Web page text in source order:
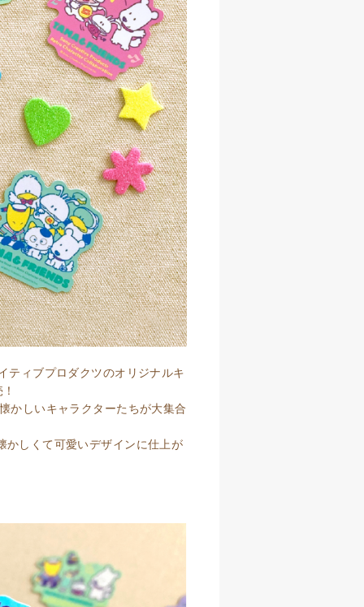
ティブプロダクツのオリジナルキ
かしいキャラクターたちが大集合
かしくて可愛いデザインに仕上が